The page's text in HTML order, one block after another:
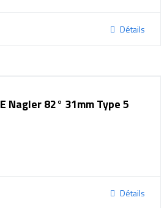
Détails
Nagler 82° 31mm Type 5
Détails